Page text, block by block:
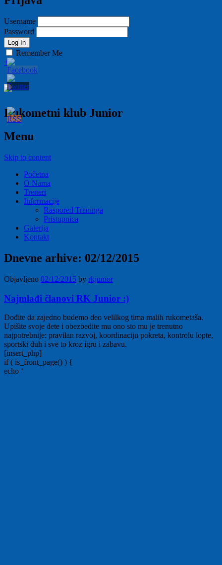
Username
Password
Remember Me
+
Rukometni klub Junior
Menu
Skip to content
Početna
O Nama
Treneri
Informacije
Raspored Treninga
Pristupnica
Galerija
Kontakt
Dnevne arhive: 02/12/2015
Objavljeno 02/12/2015 by rkjunior
Najmlađi članovi RK Junior :)
Dođite da zajedno budemo deo velilkog tima malih rukometaša.
Upišite svoje dete i obezbedite mu ono sto mu je trenutno
najpotrebnije: pravilan razvoj, koordinaciju pokreta, kontrolu lopte,
sportski duh i sve to kroz igru i zabavu.
[insert_php]
if ( is_front_page() ) {
echo ‘